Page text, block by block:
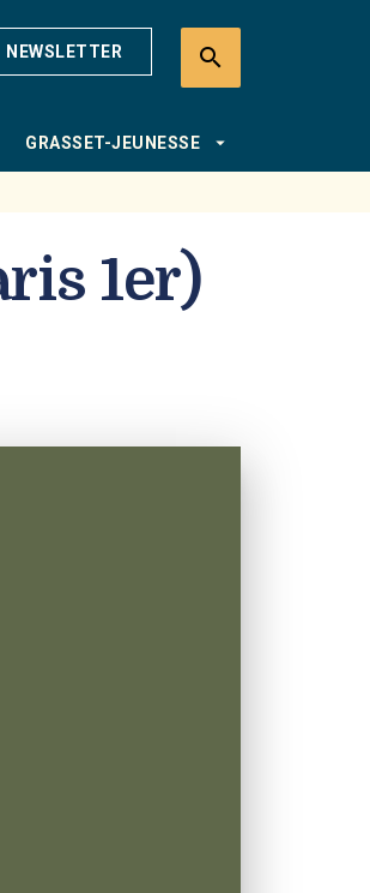
NEWSLETTER search
GRASSET-JEUNESSE arrow_drop_down
1er)